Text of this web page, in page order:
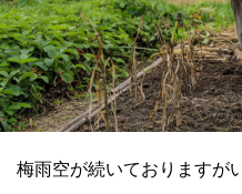
梅雨空が続いておりますが